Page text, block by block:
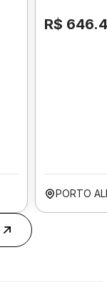
R$
PORTO